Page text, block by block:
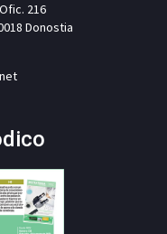
216
Donostia